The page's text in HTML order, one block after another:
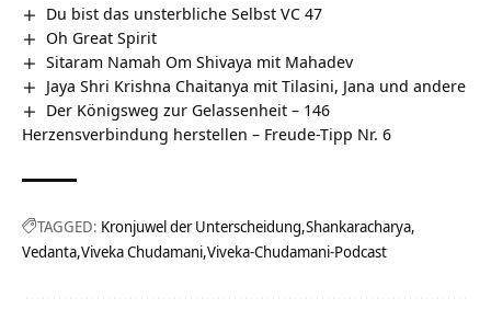
Du bist das unsterbliche Selbst VC 47
Oh Great Spirit
Sitaram Namah Om Shivaya mit Mahadev
Jaya Shri Krishna Chaitanya mit Tilasini, Jana und andere
Der Königsweg zur Gelassenheit – 146
Herzensverbindung herstellen – Freude-Tipp Nr. 6
TAGGED: Kronjuwel der Unterscheidung Shankaracharya
Vedanta Viveka Chudamani Viveka-Chudamani-Podcast